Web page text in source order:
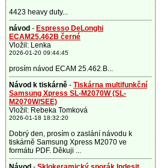
4423 heavy duty...
návod - Espresso DeLonghi
ECAM25.462B černé
Vložil: Lenka
2026-01-20 09:44:45
prosím návod ECAM 25.462.B...
Návod k tiskárně - Tiskárna multifunkční
Samsung Xpress SL-M2070W (SL-
M2070W/SEE)
Vložil: Rebeka Tomková
2026-01-18 18:32:20
Dobrý den, prosím o zaslání návodu k
tiskárně Samsung Xpress M2070 ve
formátu PDF. Děkuji ...